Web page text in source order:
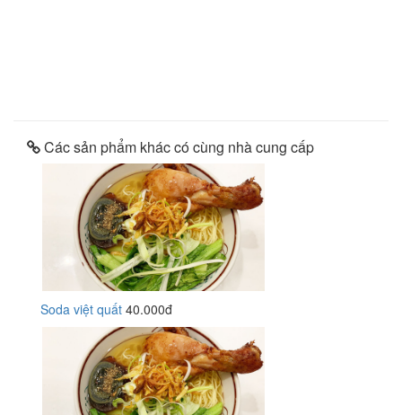
Các sản phẩm khác có cùng nhà cung cấp
Soda việt quất 40.000đ